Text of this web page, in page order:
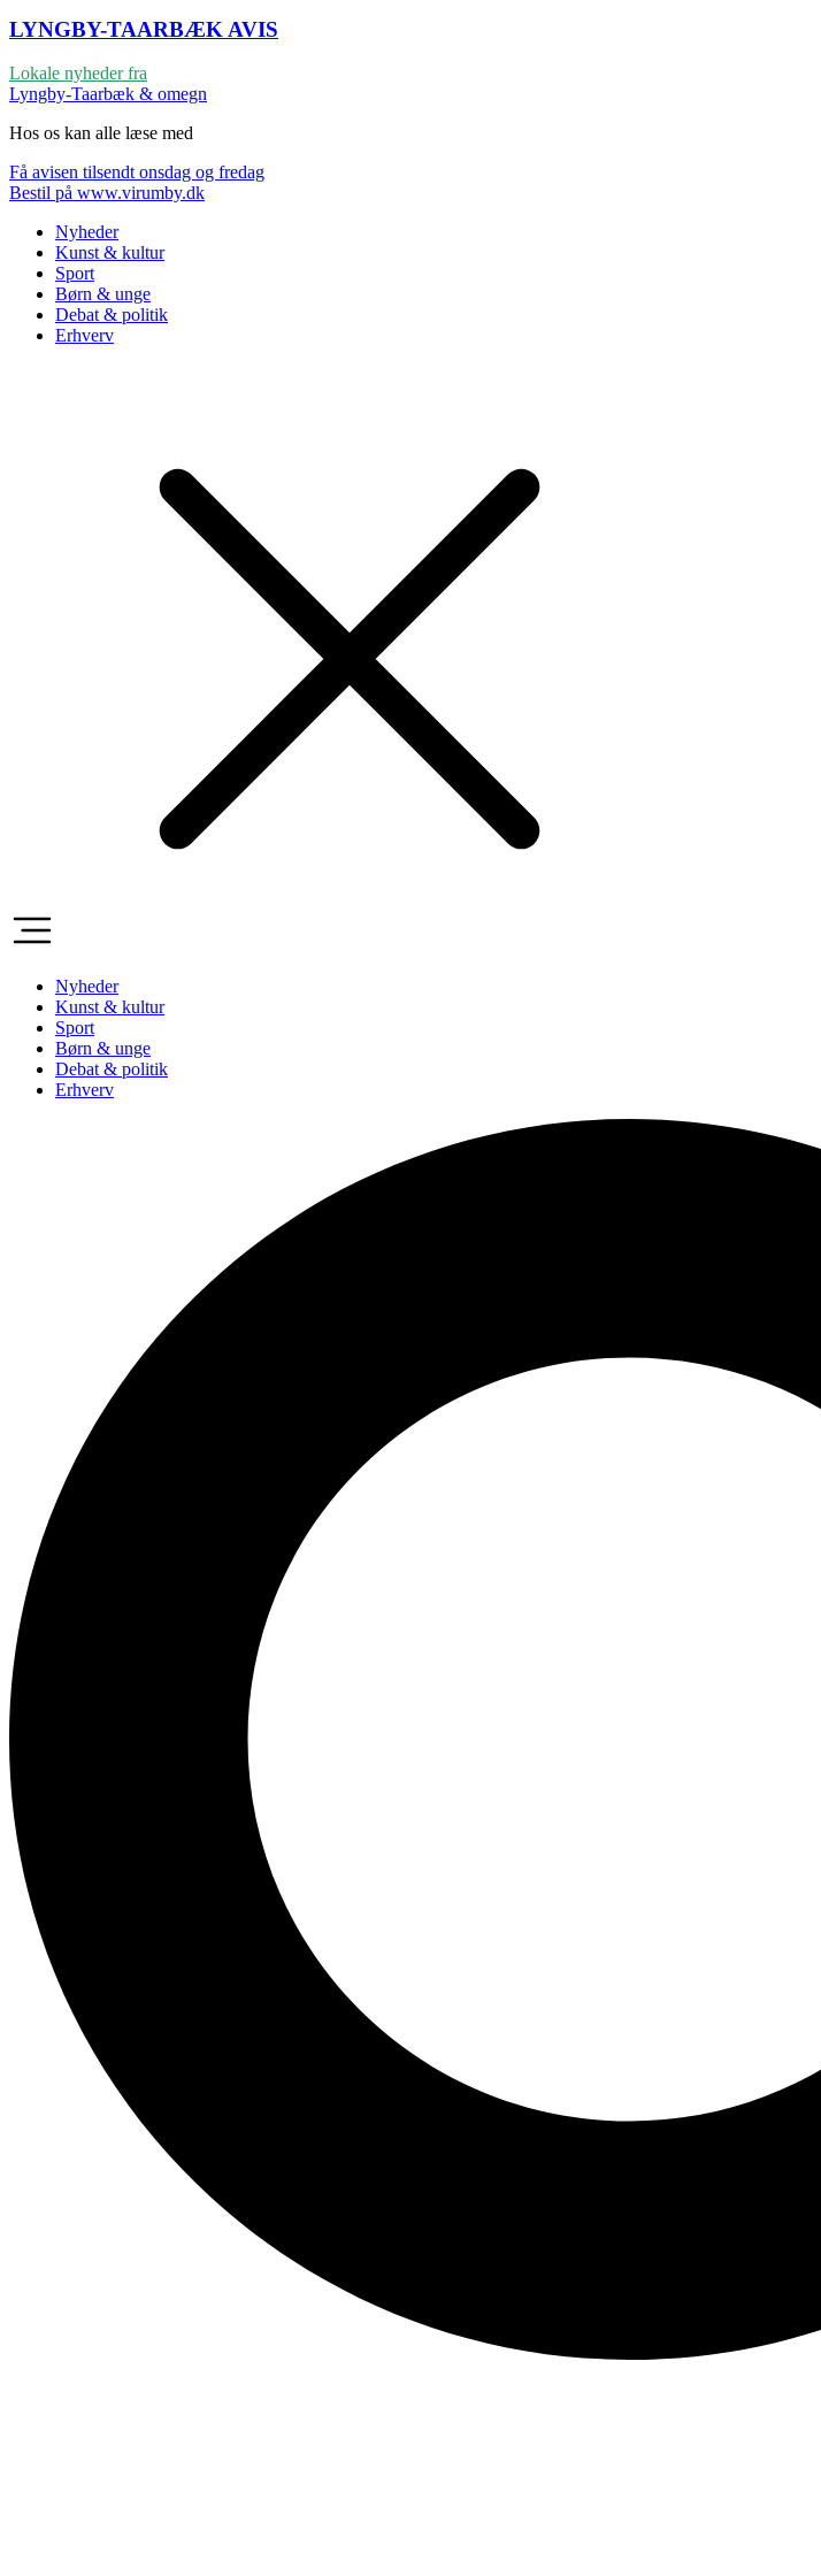
LYNGBY-TAARBÆK AVIS
Lokale nyheder fra
Lyngby-Taarbæk & omegn
Hos os kan alle læse med
Få avisen tilsendt onsdag og fredag
Bestil på www.virumby.dk
Nyheder
Kunst & kultur
Sport
Børn & unge
Debat & politik
Erhverv
Nyheder
Kunst & kultur
Sport
Børn & unge
Debat & politik
Erhverv